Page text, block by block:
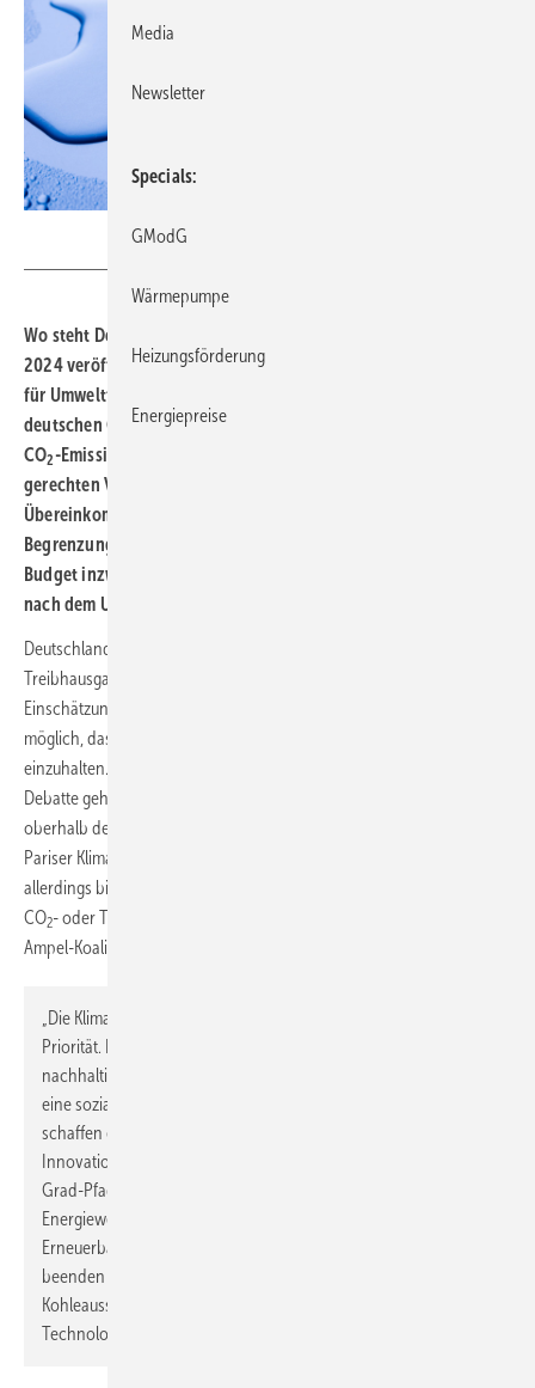
Wo steht Deutschland beim Klimaschutz? In einem Ende März
2024 veröffentlichten Kurzpapier hat der Sachverständigenrat
für Umweltfragen (SRU) seine Berechnungen zum verbleibenden
deutschen CO
-Budget aktualisiert. Es umfasst die Menge an
CO2-Emissionen, die Deutschland bei einer international
gerechten Verteilung des globalen Budgets aus dem Pariser
Übereinkommen maximal noch ausstoßen dürfte. Für eine
Begrenzung der Erderhitzung auf 1,5 °C ist dieses deutsche CO
Budget inzwischen aufgebraucht. Es stellt sich nun die Frage
nach dem Umgang damit.
Deutschland hat wichtige Fortschritte bei der Minderung der
Treibhausgasemissionen und beim Klimaschutz erzielt. Nach
Einschätzung des Umweltbundesamts (Projektionsdaten 2024) ist es
möglich, das 2030-Ziel des nationalen Klimaschutzgesetzes
einzuhalten. Dies wäre ein beachtlicher Erfolg. Zu einer ehrlichen
Debatte gehört aber auch, dass dieser deutsche Beitrag dennoch
oberhalb dessen liegt, was die Einhaltung des 1,5-Grad-Ziels des
Pariser Klimaabkommens erfordern würde. Die Politik drückt sich
allerdings bisher vor einer Debatte über nationales ein nationales
CO2- oder Treibhausgas-Budget. Obwohl schon in der Präambel im
Ampel-Koalitionsvertrag hervorgehoben wird:
„Die Klimaschutzziele von Paris zu erreichen, hat für uns oberste
Priorität. Klimaschutz sichert Freiheit, Gerechtigkeit und
nachhaltigen Wohlstand. Es gilt, die soziale Marktwirtschaft als
eine sozial-ökologische Marktwirtschaft neu zu begründen. Wir
schaffen ein Regelwerk, das den Weg frei macht für
Innovationen und Maßnahmen, um Deutschland auf den 1,5-
Grad-Pfad zu bringen. Wir bringen neues Tempo in die
Energiewende, indem wir Hürden für den Ausbau der
Erneuerbaren Energien aus dem Weg räumen. Schritt für Schritt
beenden wir das fossile Zeitalter, auch, indem wir den
Kohleausstieg idealerweise auf 2030 vorziehen und die
Technologie des Verbrennungsmotors hinter uns lassen.“
Media
Newsletter
Specials
GModG
Wärmepumpe
Heizungsförderung
Energiepreise